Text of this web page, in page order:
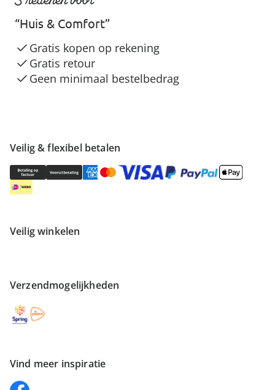
Veilig & flexibel betalen
Veilig winkelen
Verzendmogelijkheden
Vind meer inspiratie
“Huis & Comfort”
Gratis kopen op rekening
Gratis retour
Geen minimaal bestelbedrag